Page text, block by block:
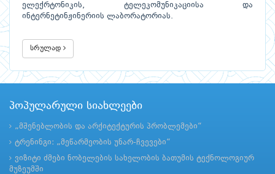
ელექრტონიკის, ტელეკომუნიკაციისა და
ინტერნეტინჟინერიის ლაბორატორიას.
სრულად
პოპულარული სიახლეები
„მშენებლობის და არქიტექტურის პრობლემები“
ტრენინგი: „მეწარმეობის უნარ-ჩვევები“
ვიზიტი ძმები ნობელების სახელობის ბათუმის ტექნოლოგიურ
მუზეუმში